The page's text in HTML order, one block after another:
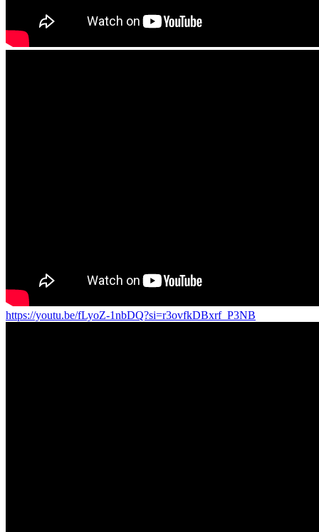
https://youtu.be/fLyoZ-1nbDQ?si=r3ovfkDBxrf_P3NB